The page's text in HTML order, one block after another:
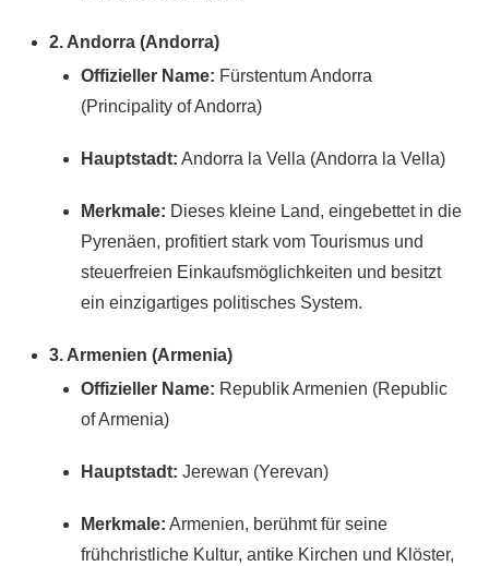
2. Andorra (Andorra)
Offizieller Name: Fürstentum Andorra
(Principality of Andorra)
Hauptstadt: Andorra la Vella (Andorra la Vella)
Merkmale: Dieses kleine Land, eingebettet in die
Pyrenäen, profitiert stark vom Tourismus und
steuerfreien Einkaufsmöglichkeiten und besitzt
ein einzigartiges politisches System.
3. Armenien (Armenia)
Offizieller Name: Republik Armenien (Republic
of Armenia)
Hauptstadt: Jerewan (Yerevan)
Merkmale: Armenien, berühmt für seine
frühchristliche Kultur, antike Kirchen und Klöster,